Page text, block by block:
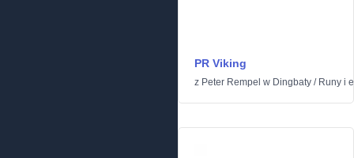
PR Viking
z Peter Rempel w Dingbaty / Runy i